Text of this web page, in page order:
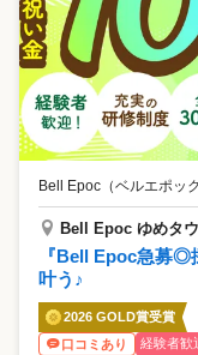
Bell Epoc（ベルエポック
Bell Epoc ゆめタ
『Bell Epoc急募◎
叶う♪
2026 GOLD賞受賞
口コミあり
経験者歓